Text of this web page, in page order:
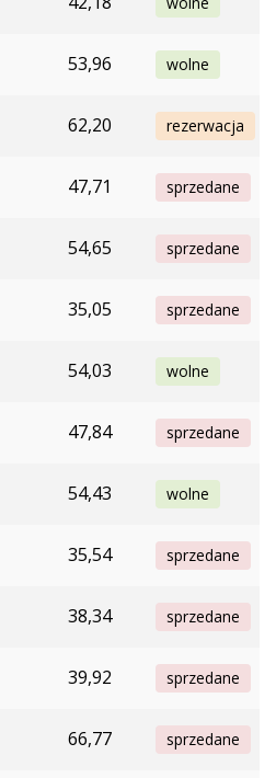
53,96 wolne
62,20 rezerwacja
47,71 sprzedane
54,65 sprzedane
35,05 sprzedane
54,03 wolne
47,84 sprzedane
54,43 wolne
35,54 sprzedane
38,34 sprzedane
39,92 sprzedane
66,77 sprzedane